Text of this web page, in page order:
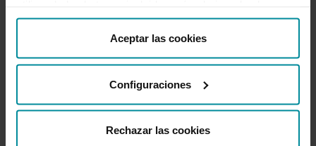
“Detalles”. También puede obtener más información, así
como cambiar el consentimiento en cualquier momento
desde nuestraPolítica de Cookies.
Aceptar las cookies
Configuraciones
Rechazar las cookies